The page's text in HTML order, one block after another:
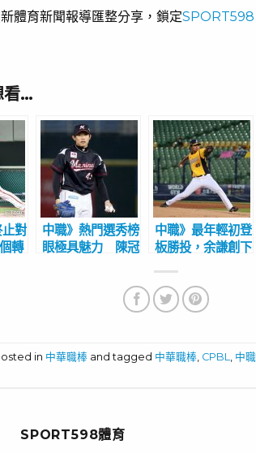
體育新聞報導匯整分享，鎖定SPORT598
看…
對
轉
中職》熱門選秀榜
眼極具魅力 陳冠
中職》最年輕初登
板勝投，余謙創下
80分好評
in 中華職棒 and tagged 中華職棒 CPBL 中
SPORT598體育